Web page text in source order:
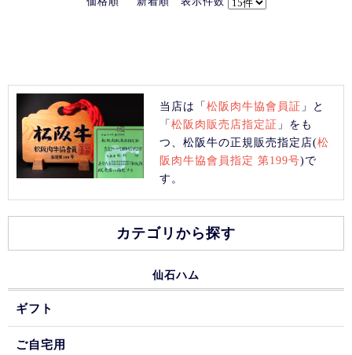
当店は「松阪肉牛協會員証 」と
「松阪肉販売店指定証 」をも
つ、松阪牛の正規販売指定店(松
阪肉牛協會員指定 第199号)で
す。
カテゴリから探す
仙石ハム
ギフト
ご自宅用